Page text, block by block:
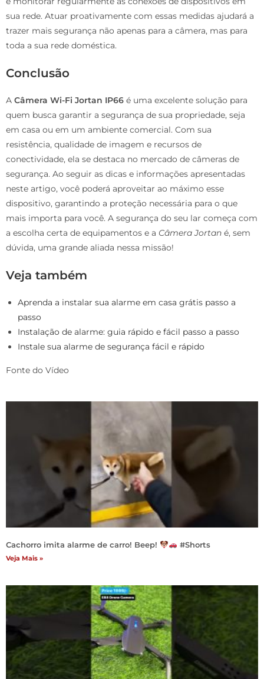
sua rede. Atuar proativamente com essas medidas ajudará a
trazer mais segurança não apenas para a câmera, mas para
toda a sua rede doméstica.
Conclusão
A Câmera Wi-Fi Jortan IP66 é uma excelente solução para
quem busca garantir a segurança de sua propriedade, seja
em casa ou em um ambiente comercial. Com sua
resistência, qualidade de imagem e recursos de
conectividade, ela se destaca no mercado de câmeras de
segurança. Ao seguir as dicas e informações apresentadas
neste artigo, você poderá aproveitar ao máximo esse
dispositivo, garantindo a proteção necessária para o que
mais importa para você. A segurança do seu lar começa com
a escolha certa de equipamentos e a Câmera Jortan é, sem
dúvida, uma grande aliada nessa missão!
Veja também
Aprenda a instalar sua alarme em casa grátis passo a
passo
Instalação de alarme: guia rápido e fácil passo a passo
Instale sua alarme de segurança fácil e rápido
Fonte do Vídeo
Cachorro imita alarme de carro! Beep! #Shorts
Veja Mais »